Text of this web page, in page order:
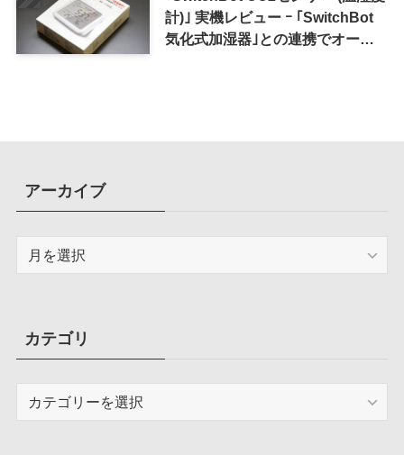
計)｣ 実機レビュー ｰ ｢SwitchBot
気化式加湿器｣との連携でオート
アーカイブ
ブカテゴリ